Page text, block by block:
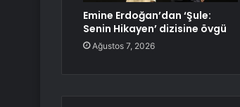
Emine Erdoğan’dan ‘Şule:
Senin Hikayen’ dizisine övgü
Ağustos 7, 2026